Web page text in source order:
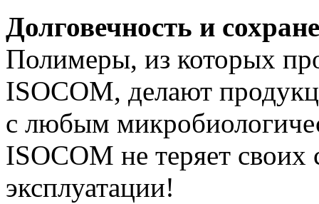
Долговечность и
Полимеры, из которых
ISOCOM, делают
с любым
ISOCOM не теряет своих
эксплуатации!